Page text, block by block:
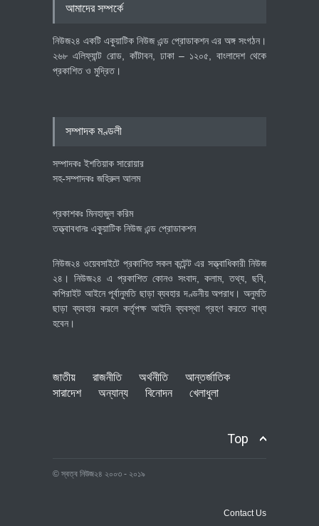
আমাদের সম্পর্কে
নিউজ২৪ একটি একুয়াটিক নিউজ এন্ড প্রোডাকশন এর অঙ্গ সংগঠন।
২৬৮ এলিফ্যান্ট রোড, কাঁটাবন, ঢাকা – ১২০৫, বাংলাদেশ থেকে
প্রকাশিত ও মুদ্রিত।
সম্পাদক মণ্ডলী
সম্পাদকঃ ইশতিয়াক সারোয়ার
সহ-সম্পাদকঃ জহিরুল আলম
প্রকাশকঃ মিনহাজুল করিম
তত্ত্বাবধানঃ একুয়াটিক নিউজ এন্ড প্রোডাকশন
নিউজ২৪ ওয়েবসাইটে প্রকাশিত সকল কন্টেন্ট এর সত্ত্বাধিকারী নিউজ
২৪। নিউজ২৪ এ প্রকাশিত কোনও সংবাদ, কলাম, তথ্য, ছবি,
কপিরাইট আইনে পূর্বানুমতি ছাড়া ব্যবহার দণ্ডনীয় অপরাধ। অনুমতি
ছাড়া ব্যবহার করলে কর্তৃপক্ষ আইনি ব্যবস্থা গ্রহণ করতে বাধ্য
হবেন।
জাতীয় রাজনীতি অর্থনীতি
আন্তর্জাতিক
সারাদেশ
অন্যান্য বিনোদন খেলাধুলা
Top
© স্বত্ব নিউজ২৪ ২০০৩ - ২০১৯
Contact Us